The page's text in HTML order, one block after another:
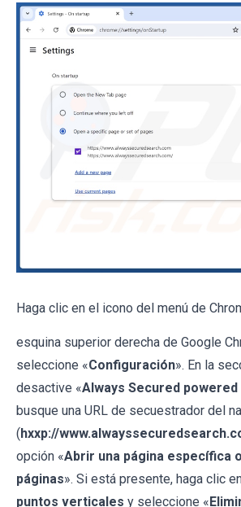
Haga clic en el icono del menú de
esquina superior derecha de Google
seleccione «Configuración». En la
desactive «Always Secured powered
busque una URL de secuestrador del
( hxxp://
opción «Abrir una página específica
páginas». Si está presente, haga clic
puntos verticales y seleccione «